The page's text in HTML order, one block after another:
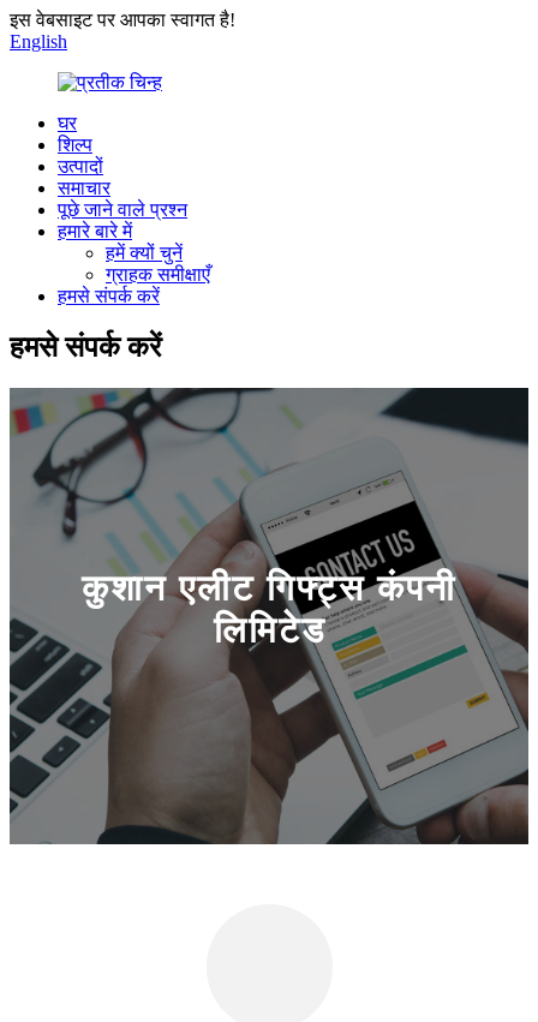
इस वेबसाइट पर आपका स्वागत है!
English
घर
शिल्प
उत्पादों
समाचार
पूछे जाने वाले प्रश्न
हमारे बारे में
हमें क्यों चुनें
ग्राहक समीक्षाएँ
हमसे संपर्क करें
हमसे संपर्क करें
कुशान एलीट गिफ्ट्स कंपनी
लिमिटेड